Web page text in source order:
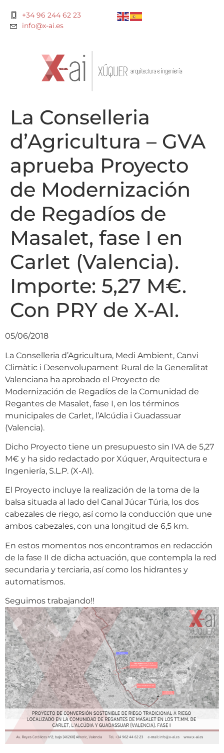
+34 96 244 62 23
info@x-ai.es
La Conselleria
d’Agricultura – GVA
aprueba Proyecto
de Modernización
de Regadíos de
Masalet, fase I en
Carlet (Valencia).
Importe: 5,27 M€.
Con PRY de X-AI.
05/06/2018
La Conselleria d’Agricultura, Medi Ambient, Canvi
Climàtic i Desenvolupament Rural de la Generalitat
Valenciana ha aprobado el Proyecto de
Modernización de Regadíos de la Comunidad de
Regantes de Masalet, fase I, en los términos
municipales de Carlet, l’Alcúdia i Guadassuar
(Valencia).
Dicho Proyecto tiene un presupuesto sin IVA de 5,27
M€ y ha sido redactado por Xúquer, Arquitectura e
Ingeniería, S.L.P. (X-AI).
El Proyecto incluye la realización de la toma de la
balsa situada al lado del Canal Júcar Túria, los dos
cabezales de riego, así como la conducción que une
ambos cabezales, con una longitud de 6,5 km.
En estos momentos nos encontramos en redacción
de la fase II de dicha actuación, que contempla la red
secundaria y terciaria, así como los hidrantes y
automatismos.
Seguimos trabajando!!